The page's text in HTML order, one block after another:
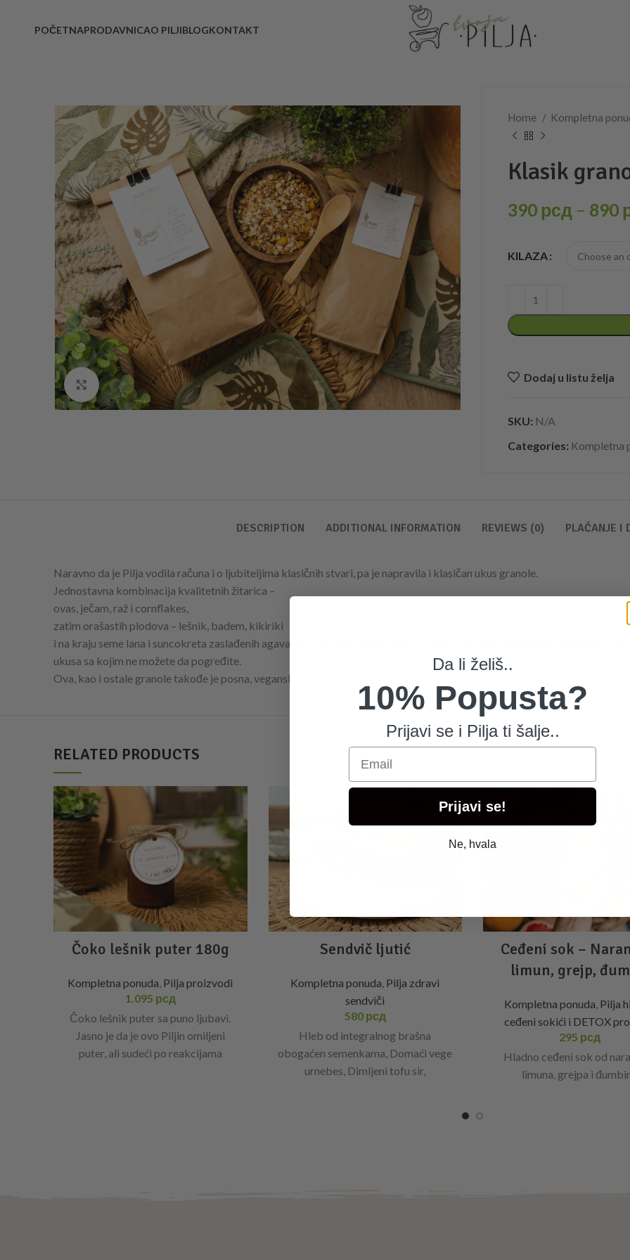
POČETNAPRODAVNICAO PILJIBLOGKONTAKT
Click to enlarge
Home Kompletna
Klasik
390 рсд – 890
KILAZA
Dodaj u listu želja
SKU: N/A
Categories: Kompletna
DESCRIPTION ADDITIONAL INFORMATION REVIEWS (0) PLAĆANJE I
Naravno da je Pilja vodila računa i o ljubiteljima klasičnih stvari, pa je napravila i klasičan ukus granole.
Jednostavna kombinacija kvalitetnih žitarica –
ovas, ječam, raž i cornflakes,
zatim orašastih plodova – lešnik, badem, kikiriki
i na kraju seme lana i suncokreta zaslađenih agava sirupom, pripremljenih na potpuno prirodan način bez bilo kakvih
ukusa sa kojim ne možete da pogređite.
Ova, kao i ostale granole takođe je posna, veganska i bez šećera.
RELATED PRODUCTS
Čoko lešnik puter 180g
Kompletna ponuda, Pilja proizvodi
1.095 рсд
Čoko lešnik puter sa puno ljubavi.
Jasno je da je ovo Piljin omiljeni
puter, ali sudeći po reakcijama
Sendvič ljutić
Kompletna ponuda, Pilja zdravi
sendviči
580 рсд
Hleb od integralnog brašna
obogaćen semenkama, Domaći vege
urnebes, Dimljeni tofu sir,
Ceđeni sok –
limun, grejp,
Kompletna ponuda, Pilja
ceđeni sokići i DETOX
295 рсд
Hladno ceđeni sok od
limuna, grejpa i
Da li želiš..
10% Popusta?
Prijavi se i Pilja ti šalje..
Email
Prijavi se!
Ne, hvala